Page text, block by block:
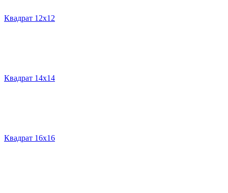
Квадрат 12х12
Квадрат 14х14
Квадрат 16х16